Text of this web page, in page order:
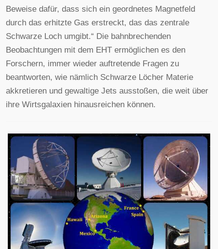
Beweise dafür, dass sich ein geordnetes Magnetfeld
durch das erhitzte Gas erstreckt, das das zentrale
Schwarze Loch umgibt.“ Die bahnbrechenden
Beobachtungen mit dem EHT ermöglichen es den
Forschern, immer wieder auftretende Fragen zu
beantworten, wie nämlich Schwarze Löcher Materie
akkretieren und gewaltige Jets ausstoßen, die weit über
ihre Wirtsgalaxien hinausreichen können.